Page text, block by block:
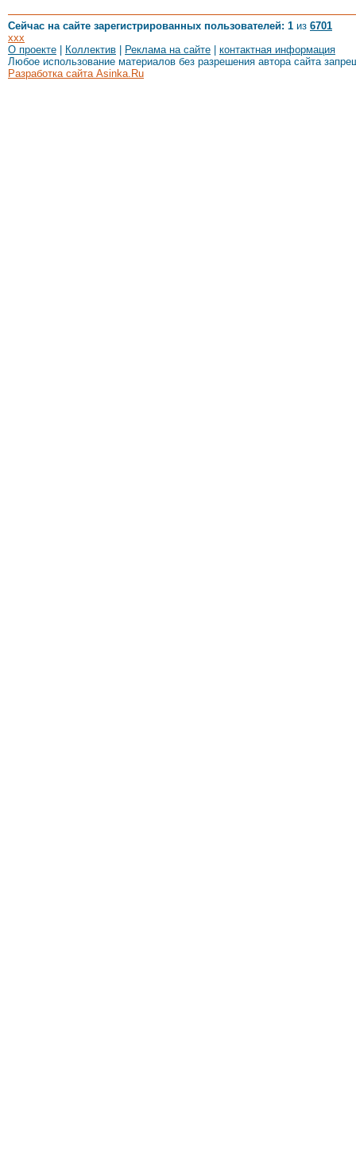
Сейчас на сайте зарегистрированных пользователей: 1 из 6701
xxx
О проекте
Коллектив Реклама на сайте
контактная информация
Любое использование материалов без разрешения автора сайта
Разработка сайта Asinka.Ru